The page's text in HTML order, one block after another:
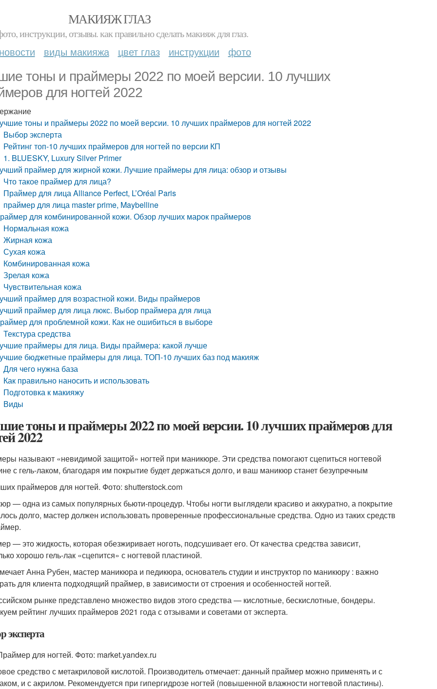
МАКИЯЖ ГЛАЗ
инструкции, отзывы. как правильно сделать макияж для глаз.
новости виды макияжа цвет глаз инструкции фото
тоны и праймеры 2022 по моей версии. 10 лучших
для ногтей 2022
тоны и праймеры 2022 по моей версии. 10 лучших праймеров для ногтей 2022
Выбор эксперта
Рейтинг топ-10 лучших праймеров для ногтей по версии КП
1. BLUESKY, Luxury Silver Primer
праймер для жирной кожи. Лучшие праймеры для лица: обзор и отзывы
Что такое праймер для лица?
Праймер для лица Alliance Perfect, L’Oréal Paris
праймер для лица master prime, Maybelline
для комбинированной кожи. Обзор лучших марок праймеров
Нормальная кожа
Жирная кожа
Сухая кожа
Комбинированная кожа
Зрелая кожа
Чувствительная кожа
праймер для возрастной кожи. Виды праймеров
праймер для лица люкс. Выбор праймера для лица
для проблемной кожи. Как не ошибиться в выборе
Текстура средства
праймеры для лица. Виды праймера: какой лучше
бюджетные праймеры для лица. ТОП-10 лучших баз под макияж
Для чего нужна база
Как правильно наносить и использовать
Подготовка к макияжу
Виды
тоны и праймеры 2022 по моей версии. 10 лучших праймеров для
2022
называют «невидимой защитой» ногтей при маникюре. Эти средства помогают сцепиться ногтевой
с гель-лаком, благодаря им покрытие будет держаться долго, и ваш маникюр станет безупречным
праймеров для ногтей. Фото: shutterstock.com
— одна из самых популярных бьюти-процедур. Чтобы ногти выглядели красиво и аккуратно, а покрытие
долго, мастер должен использовать проверенные профессиональные средства. Одно из таких средств
— это жидкость, которая обезжиривает ноготь, подсушивает его. От качества средства зависит,
хорошо гель-лак «сцепится» с ногтевой пластиной.
Анна Рубен, мастер маникюра и педикюра, основатель студии и инструктор по маникюру : важно
для клиента подходящий праймер, в зависимости от строения и особенностей ногтей.
рынке представлено множество видов этого средства — кислотные, бескислотные, бондеры.
рейтинг лучших праймеров 2021 года с отзывами и советами от эксперта.
эксперта
для ногтей. Фото: market.yandex.ru
средство с метакриловой кислотой. Производитель отмечает: данный праймер можно применять и с
и с акрилом. Рекомендуется при гипергидрозе ногтей (повышенной влажности ногтевой пластины).